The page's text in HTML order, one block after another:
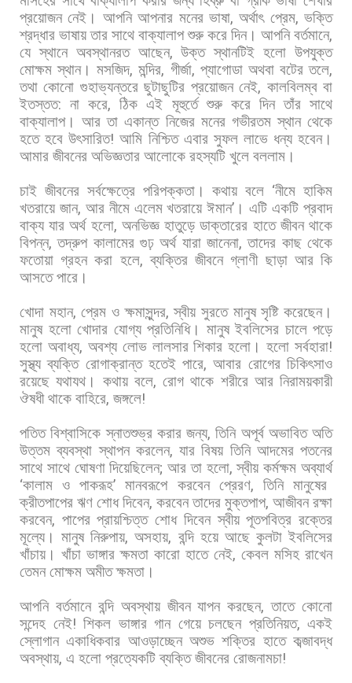
প্রয়োজন নেই। আপনি আপনার মনের ভাষা,অর্থাৎ প্রেম, ভক্তি
শ্রদ্ধার ভাষায় তার সাথে বাক্যালাপ শুরু করে দিন। আপনি বর্তমানে,
যে স্থানে অবস্থানরত আছেন,উক্ত স্থানটিই হলো উপযুক্ত
মোক্ষম স্থান। মসজিদ,মন্দির, গীর্জা, প্যাগোডা অথবা বটের তলে,
তথা কোনো গুহাভ্যন্তরে ছুটাছুটির প্রয়োজন নেই, কালবিলম্ব বা
ইতস্তত:না করে,ঠিক এই মূহুর্তে শুরু করে দিন তাঁর সাথে
বাক্যালাপ। আর তা একান্ত নিজের মনের গভীরতম স্থান থেকে
হতে হবে উৎসারিত!আমি নিশ্চিত এবার সুফল লাভে ধন্য হবেন।
আমার জীবনের অভিজ্ঞতার আলোকে রহস্যটি খুলে বললাম।
চাই জীবনের সর্বক্ষেত্রে পরিপক্কতা। কথায় বলে ‘নীমে হাকিম
খতরায়ে জান, আর নীমে এলেম খতরায়ে ঈমান’ । এটি একটি প্রবাদ
বাক্য যার অর্থ হলো, অনভিজ্ঞ হাতুড়ে ডাক্তারের হাতে জীবন থাকে
বিপন্ন,তদ্রুপ কালামের গুঢ় অর্থ যারা জানেনা,তাদের কাছ থেকে
ফতোয়া গ্রহন করা হলে,ব্যক্তির জীবনে গ্লাণী ছাড়া আর কি
আসতে পারে।
খোদা মহান,প্রেম ও ক্ষমাসুন্দর,স্বীয় সুরতে মানুষ সৃষ্টি করেছেন।
মানুষ হলো খোদার যোগ্য প্রতিনিধি। মানুষ ইবলিসের চালে পড়ে
হলো অবাধ্য, অবশ্য লোভ লালসার শিকার হলো। হলো সর্বহারা!
সুস্থ্য ব্যক্তি রোগাক্রান্ত হতেই পারে,আবার রোগের চিকিৎসাও
রয়েছে যথাযথ। কথায় বলে, রোগ থাকে শরীরে আর নিরাময়কারী
ঔষধী থাকে বাহিরে, জঙ্গলে!
পতিত বিশ্বাসিকে স্নাতশুভ্র করার জন্য,তিনি অপূর্ব অভাবিত অতি
উত্তম ব্যবস্থা স্থাপন করলেন, যার বিষয় তিনি আদমের পতনের
সাথে সাথে ঘোষণা দিয়েছিলেন;আর তা হলো,স্বীয় কর্মক্ষম অব্যার্থ
‘কালাম ও পাকরূহ’মানবরূপে করবেন প্রেরণ, তিনি মানুষের
ক্রীতপাপের ঋণ শোধ দিবেন, করবেন তাদের মুক্তপাপ, আজীবন রক্ষা
করবেন, পাপের প্রায়শ্চিত্ত শোধ দিবেন স্বীয় পূতপবিত্র রক্তের
মূল্যে। মানুষ নিরুপায়,অসহায়, বন্দি হয়ে আছে কুলটা ইবলিসের
খাঁচায়। খাঁচা ভাঙ্গার ক্ষমতা কারো হাতে নেই, কেবল মসিহ রাখেন
তেমন মোক্ষম অমীত ক্ষমতা।
আপনি বর্তমানে বন্দি অবস্থায় জীবন যাপন করছেন,তাতে কোনো
সন্দেহ নেই! শিকল ভাঙ্গার গান গেয়ে চলছেন প্রতিনিয়ত, একই
স্লোগান একাধিকবার আওড়াচ্ছেন অশুভ শক্তির হাতে কব্জাবদ্ধ
অবস্থায়, এ হলো প্রত্যেকটি ব্যক্তি জীবনের রোজনামচা!